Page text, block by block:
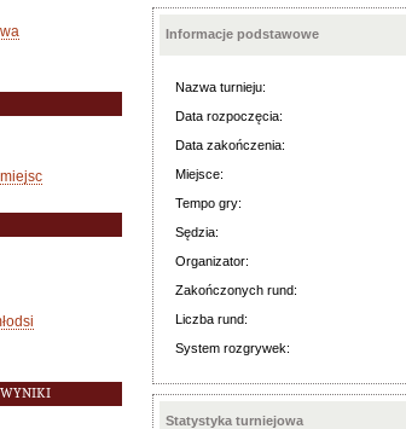
WYNIKI
Informacje podstawowe
Nazwa turnieju:
Data rozpoczęcia:
Data zakończenia:
Miejsce:
Tempo gry:
Sędzia:
Organizator:
Zakończonych rund:
Liczba rund:
System rozgrywek:
Statystyka turniejowa